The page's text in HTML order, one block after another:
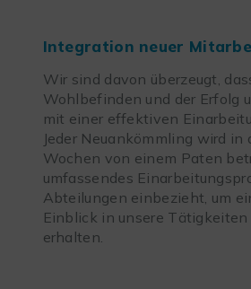
Integration neuer
Wir sind davon überzeugt,
Wohlbefinden und der Erfolg
mit einer effektiven
Jeder Neuankömmling wird in
Wochen von einem Paten
umfassendes
Abteilungen einbezieht, um
Einblick in unsere Tätigkeiten
erhalten.